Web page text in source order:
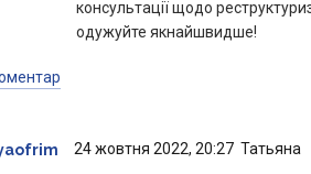
консультації щодо
одужуйте якнайшвидше!
24 жовтня 2022, 20:27 Татьяна